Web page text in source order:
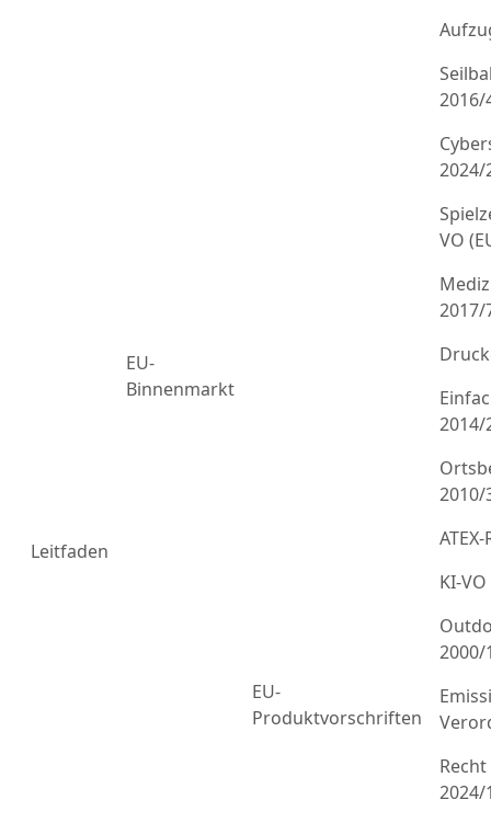
Leitfaden
EU-
Binnenmarkt
EU-
Produktvorschriften
2016/
2024/
VO
2017/
2014/
2010/
KI-
2000/
2024/